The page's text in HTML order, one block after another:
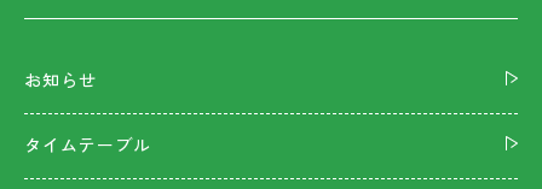
お知らせ
タイムテーブル